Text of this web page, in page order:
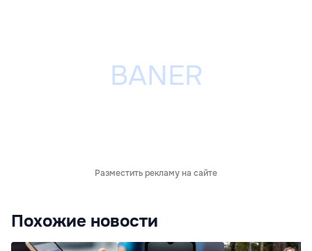
Разместить рекламу на сайте
Похожие новости